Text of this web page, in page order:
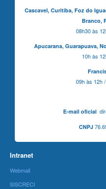
Cascavel, Curitiba,Foz do
Branco,
08h30 às
Apucarana, Guarapuava,
10h às
09h às 12h
E-mail oficial
CNPJ
Intranet
Webmail
SISCRECI